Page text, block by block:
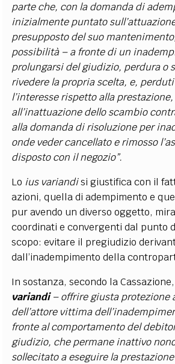
parte che, con la domanda di
inizialmente puntato
presupposto del suo
possibilità – a fronte di un
prolungarsi del giudizio, perdura o
rivedere la propria scelta, e,
l’interesse rispetto alla
all’inattuazione dello scambio
alla domanda di risoluzione per
onde veder cancellato e rimosso
disposto con il negozio”.
Lo ius variandisi giustifica con il
azioni, quella di adempimento e
pur avendo un diverso oggetto,
coordinati e convergenti dal punto
scopo: evitare il pregiudizio
dall’inadempimento della
In sostanza, secondo la Cassazione,
variandi– offrire giusta protezione
dell’attore vittima
fronte al comportamento del
giudizio, che permane inattivo
sollecitato a eseguire la